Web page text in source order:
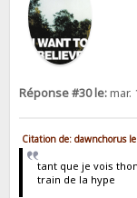
Réponse #30 le:mar.
Citation de: dawnchorus
tant que je vois
train de la hype